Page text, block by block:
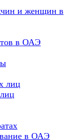
и женщин в
в ОАЭ
лиц
в ОАЭ